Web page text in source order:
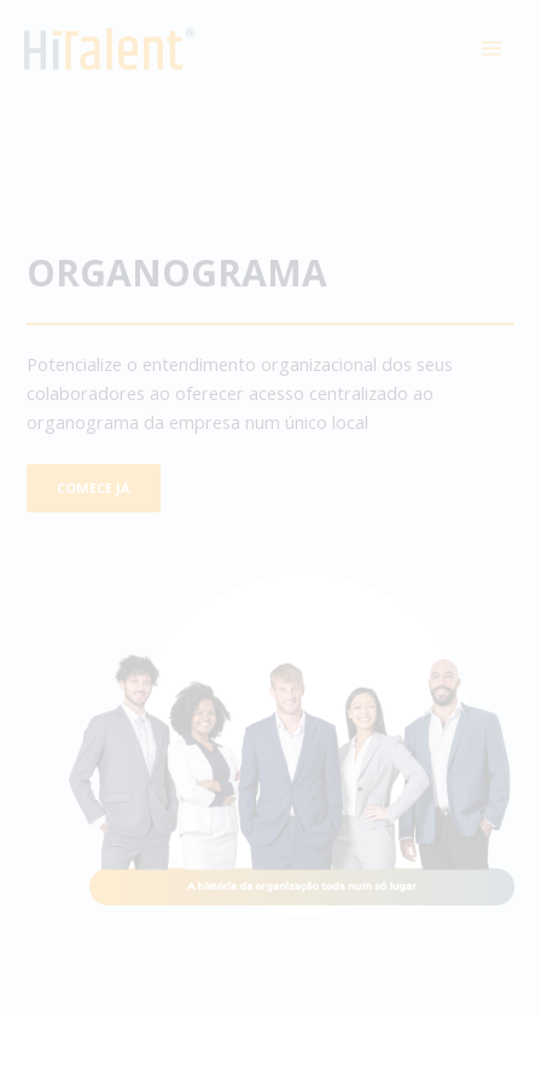
content
ORGANOGRAMA
Potencialize o entendimento organizacional dos seus
colaboradores ao oferecer acesso centralizado ao
organograma da empresa num único local
COMECE JÁ